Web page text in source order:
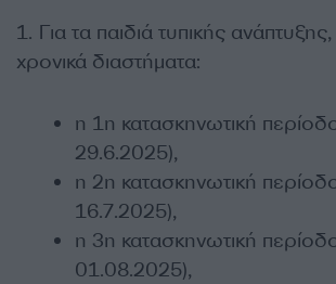
1. Για τα παιδιά τυπικής
χρονικά διαστήματα:
η 1η κατασκηνωτική
29.6.2025),
η 2η κατασκηνωτική
16.7.2025),
η 3η κατασκηνωτική
01.08.2025),